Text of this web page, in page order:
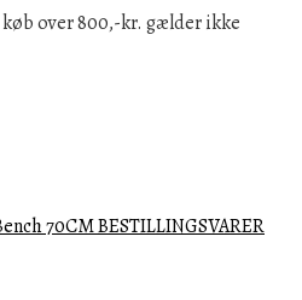
over 800,-kr. gælder ikke